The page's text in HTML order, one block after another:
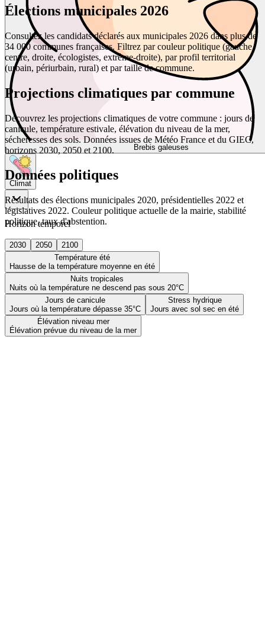
Brebis galeuses
Climat
Horizon temporel
2030 2050
2100
Température été
Hausse de la température moyenne en été
Nuits tropicales
Nuits où la température ne descend pas sous 20°C
Jours de canicule
Jours où la température dépasse 35°C
Stress hydrique
Jours avec sol sec en été
Élévation niveau mer
Élévation prévue du niveau de la mer
Élections municipales 2026
Consultez les candidats déclarés aux municipales 2026 dans plus de
34 000 communes françaises. Filtrez par couleur politique (gauche,
centre, droite, écologistes, extrême-droite), par profil territorial
(urbain, périurbain, rural) et par taille de commune.
Projections climatiques par commune
Découvrez les projections climatiques de votre commune : jours de
canicule, température estivale, élévation du niveau de la mer,
sécheresses des sols. Données issues de Météo France et du GIEC,
horizons 2030, 2050 et 2100.
Données politiques
Résultats des élections municipales 2020, présidentielles 2022 et
législatives 2022. Couleur politique actuelle de la mairie, stabilité
politique, taux d'abstention.